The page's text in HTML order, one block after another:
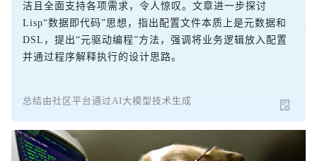
洁且全面支持各项需求，令人惊叹。文章进一步探讨
Lisp“数据即代码”思想，指出配置文件本质上是元数据和
DSL，提出“元驱动编程”方法，强调将业务逻辑放入配置
并通过程序解释执行的设计思路。
总结由社区平台通过AI大模型技术生成